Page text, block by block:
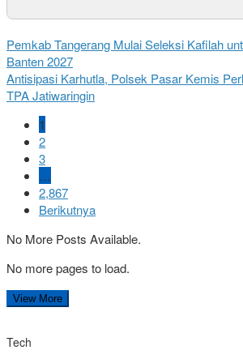
Pemkab Tangerang Mulai Seleksi Kafilah
Banten 2027
Antisipasi Karhutla, Polsek Pasar Kemis
TPA Jatiwaringin
1
2
3
…
2,867
Berikutnya
No More Posts Available.
No more pages to load.
View More
Tech